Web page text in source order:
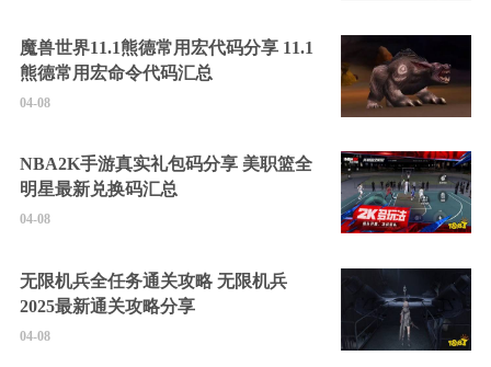
魔兽世界11.1熊德常用宏代码分享 11.1
熊德常用宏命令代码汇总
04-08
NBA2K手游真实礼包码分享 美职篮全
明星最新兑换码汇总
04-08
无限机兵全任务通关攻略 无限机兵
2025最新通关攻略分享
04-08